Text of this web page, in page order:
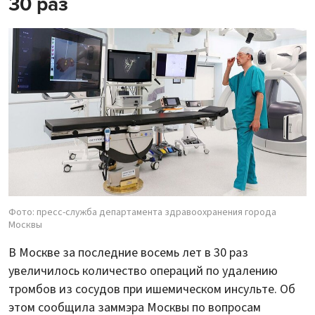
Фото: пресс-служба департамента здравоохранения города
Москвы
В Москве за последние восемь лет в 30 раз
увеличилось количество операций по удалению
тромбов из сосудов при ишемическом инсульте. Об
этом сообщила заммэра Москвы по вопросам